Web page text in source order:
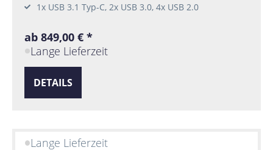
1x USB 3.1 Typ-C, 2x USB 3.0, 4x USB 2.0
ab 849,00 € *
Lange Lieferzeit
DETAILS
Lange Lieferzeit